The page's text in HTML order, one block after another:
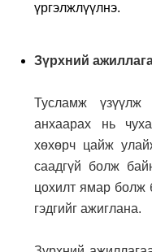
үргэлжлүүлнэ.
Зүрхний
Тусламж үзүүлж
анхаарах нь
хөхөрч цайж
саадгүй болж
цохилт ямар болж
гэдгийг ажиглана.